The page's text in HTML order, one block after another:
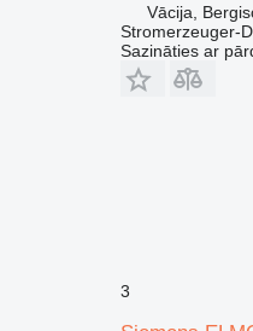
Vācija,
Stromerzeuger-
Sazināties ar
3